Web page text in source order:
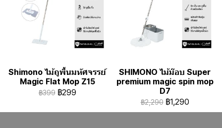
Shimono ไม้ถูพื้นมหัศจรรย์
Magic Flat Mop Z15
฿399 ฿299
SHIMONO ไม้ม๊อบ Super
premium magic spin mop
D7
฿2,290 ฿1,290